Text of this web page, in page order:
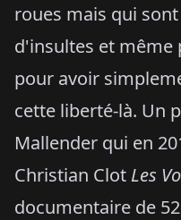
roues mais qui
d'insultes et même
pour avoir
cette liberté-là. Un
Mallender qui en
Christian Clot Les
documentaire de